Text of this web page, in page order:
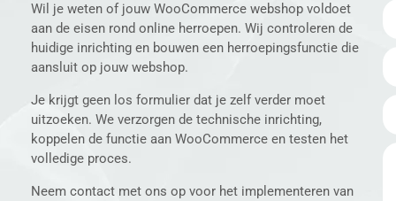
Wil je weten of jouw WooCommerce webshop voldoet
aan de eisen rond online herroepen. Wij controleren de
huidige inrichting en bouwen een herroepingsfunctie die
aansluit op jouw webshop.
Je krijgt geen los formulier dat je zelf verder moet
uitzoeken. We verzorgen de technische inrichting,
koppelen de functie aan WooCommerce en testen het
volledige proces.
Neem contact met ons op voor het implementeren van